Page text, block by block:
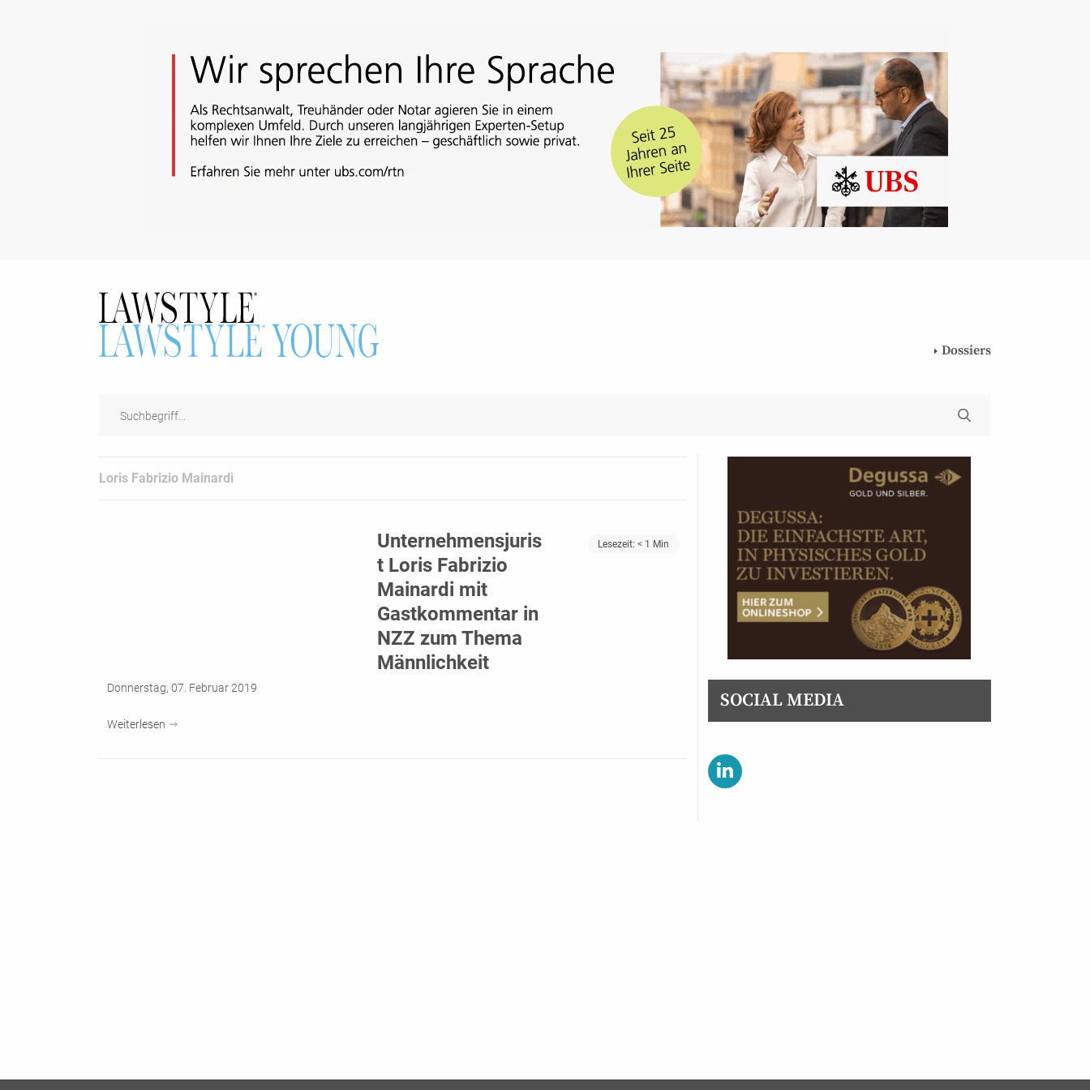
Dossiers
Loris Fabrizio Mainardi
Unternehmensjuris
t Loris Fabrizio
Mainardi mit
Gastkommentar in
NZZ zum Thema
Männlichkeit
Lesezeit: < 1 Min
Donnerstag, 07. Februar 2019
Weiterlesen
SOCIAL MEDIA